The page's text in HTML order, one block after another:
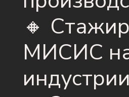
🔸
МИСИС на